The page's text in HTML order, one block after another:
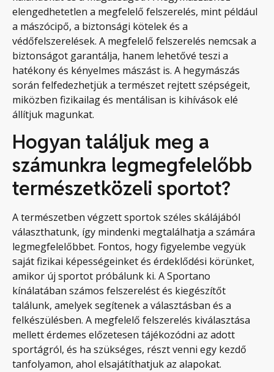
elengedhetetlen a megfelelő felszerelés, mint például
a mászócipő, a biztonsági kötelek és a
védőfelszerelések. A megfelelő felszerelés nemcsak a
biztonságot garantálja, hanem lehetővé teszi a
hatékony és kényelmes mászást is. A hegymászás
során felfedezhetjük a természet rejtett szépségeit,
miközben fizikailag és mentálisan is kihívások elé
állítjuk magunkat.
Hogyan találjuk meg a
számunkra legmegfelelőbb
természetközeli sportot?
A természetben végzett sportok széles skálájából
választhatunk, így mindenki megtalálhatja a számára
legmegfelelőbbet. Fontos, hogy figyelembe vegyük
saját fizikai képességeinket és érdeklődési körünket,
amikor új sportot próbálunk ki. A Sportano
kínálatában számos felszerelést és kiegészítőt
találunk, amelyek segítenek a választásban és a
felkészülésben. A megfelelő felszerelés kiválasztása
mellett érdemes előzetesen tájékozódni az adott
sportágról, és ha szükséges, részt venni egy kezdő
tanfolyamon, ahol elsajátíthatjuk az alapokat.